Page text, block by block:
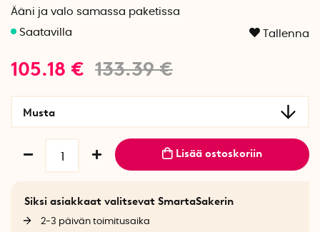
Ääni ja valo samassa paketissa
Tallenna
133.39€
105.18 €
Musta
Lisää ostoskoriin
Siksi asiakkaat valitsevat SmartaSakerin
2-3 päivän toimitusaika